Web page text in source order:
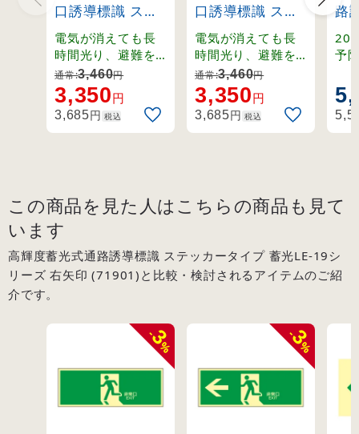
口誘導標識 ステ
ッカータイプ 蓄
光LE-18シリーズ
矢印無し
(71804)
電気が消えても長
時間光り、避難を
サポート。離けい
紙をはがして貼る
だけの便利なステ
ッカータイプで
す。
通常:3,460円
3,350円
3,685円 税込
口誘導標識 ステ
ッカータイプ 蓄
光LE-18シリーズ
左矢印 (71802)
電気が消えても長
時間光り、避難を
サポート。離けい
紙をはがして貼る
だけの便利なステ
ッカータイプで
す。
通常:3,460円
3,350円
3,685円 税込
路
ッ
京
予
時
駅
導
す
この商品を見た人はこちらの商品も見て
います
高輝度蓄光式通路誘導標識 ステッカータイプ 蓄光LE-19シ
リーズ 右矢印 (71901)と比較・検討されるアイテムのご紹
介です。
-
3
%
-
3
%